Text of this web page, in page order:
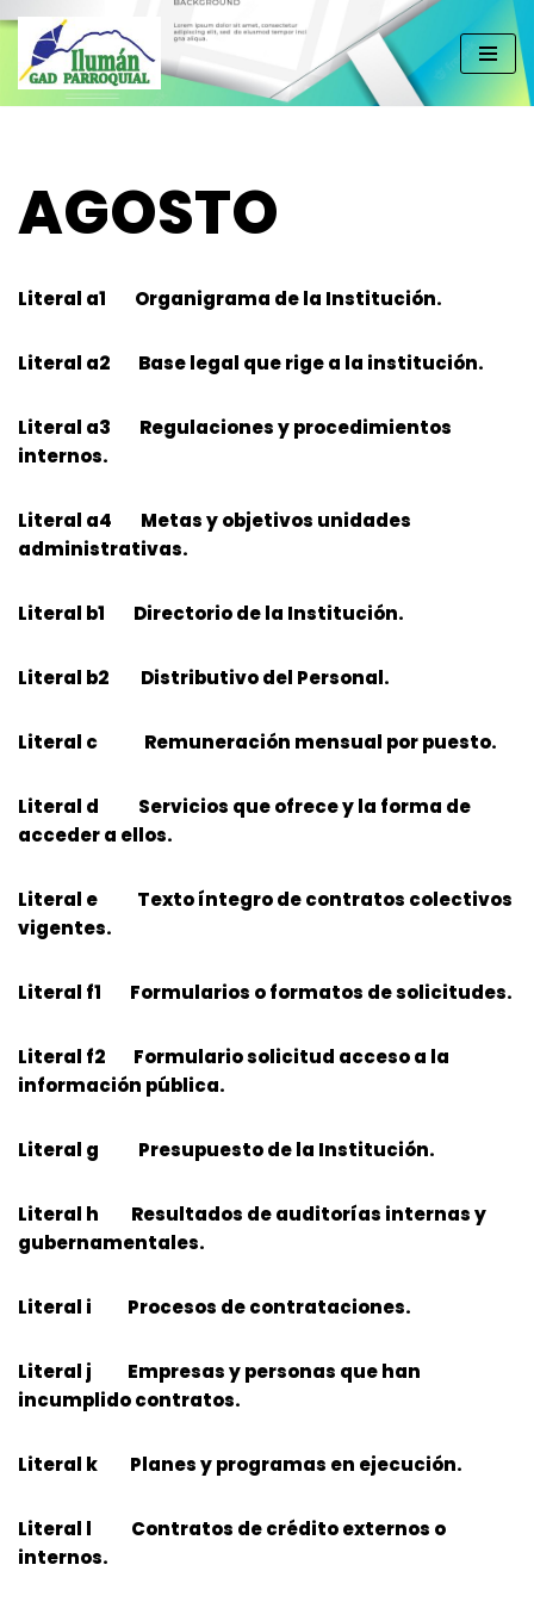
Saltar
al
AGOSTO
Literal a1 Organigrama de la Institución.
Literal a2 Base legal que rige a la institución.
Literal a3 Regulaciones y procedimientos
internos.
Literal a4 Metas y objetivos unidades
administrativas.
Literal b1 Directorio de la Institución.
Literal b2 Distributivo del Personal.
Literal c Remuneración mensual por puesto.
Literal d Servicios que ofrece y la forma de
acceder a ellos.
Literal e Texto íntegro de contratos colectivos
vigentes.
Literal f1 Formularios o formatos de solicitudes.
Literal f2 Formulario solicitud acceso a la
información pública.
Literal g Presupuesto de la Institución.
Literal h Resultados de auditorías internas y
gubernamentales.
Literal i Procesos de contrataciones.
Literal j Empresas y personas que han
incumplido contratos.
Literal k Planes y programas en ejecución.
Literal l Contratos de crédito externos o
internos.